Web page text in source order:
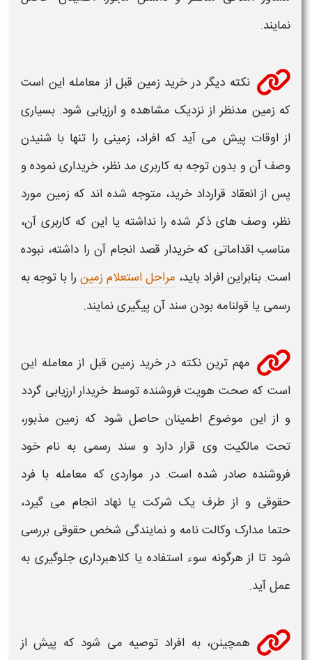
نمایند.
نکته دیگر درخرید زمین قبل از معامله این است
که زمین مدنظر از نزدیک مشاهده و ارزیابی شود. بسیاری
از اوقات پیش می آید که افراد، زمینی را تنها با شنیدن
وصف آن و بدون توجه به کاربری مد نظر،خریدارینموده و
پس از انعقاد قراردادخرید، متوجه شده اند که زمین مورد
نظر، وصف های ذکر شده را نداشته یا این که کاربری آن،
مناسب اقداماتی کهخریدار قصد انجام آن را داشته، نبوده
است. بنابراین افراد باید، مراحل استعلام زمین را با توجه به
رسمی یا قولنامه بودن سند آن پیگیری نمایند.
مهم ترین نکته درخرید زمین قبل از معامله این
است که صحت هویت فروشنده توسطخریدارارزیابی گردد
و از این موضوع اطمینان حاصل شود که زمین مذبور،
تحت مالکیت وی قرار دارد و سند رسمی به نام خود
فروشنده صادر شده است. در مواردی که معامله با فرد
حقوقی و از طرف یک شرکت یا نهاد انجام می گیرد،
حتما مدارک وکالت‌ نامه و نمایندگی شخصحقوقی بررسی
شود تا از هرگونه سوء استفاده یا کلاهبرداری جلوگیری به
عمل‌ آید.
همچینن، به افراد توصیه می شود که پیش از